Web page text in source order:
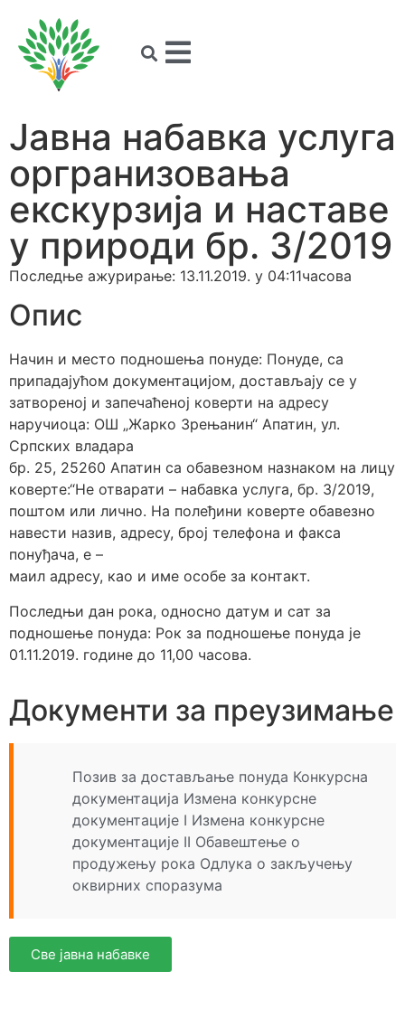
Јавна набавка услуга
оргранизовања
екскурзија и наставе
у природи бр. 3/2019
Последње ажурирање: 13.11.2019. у 04:11часова
Опис
Начин и место подношења понуде: Понуде, са
припадајућом документацијом, достављају се у
затвореној и запечаћеној коверти на адресу
наручиоца: ОШ „Жарко Зрењанин“ Апатин, ул.
Српских владара
бр. 25, 25260 Апатин са обавезном назнаком на лицу
коверте:“Не отварати – набавка услуга, бр. 3/2019,
поштом или лично. На полеђини коверте обавезно
навести назив, адресу, број телефона и факса
понуђача, е –
маил адресу, као и име особе за контакт.
Последњи дан рока, односно датум и сат за
подношење понуда: Рок за подношење понуда је
01.11.2019. године до 11,00 часова.
Документи за преузимање
Позив за достављање понуда Конкурсна
документација Измена конкурсне
документације I Измена конкурсне
документације II Обавештење о
продужењу рока Одлука о закључењу
оквирних споразума
Све јавна набавке